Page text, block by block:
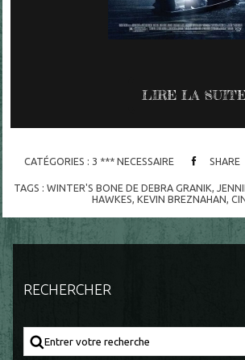
LIRE LA
CATÉGORIES : 3 *** NECESSAIRE SHARE
TAGS : WINTER'S BONE DE DEBRA GRANIK,
HAWKES,KEVIN BREZNAHAN,
RECHERCHER